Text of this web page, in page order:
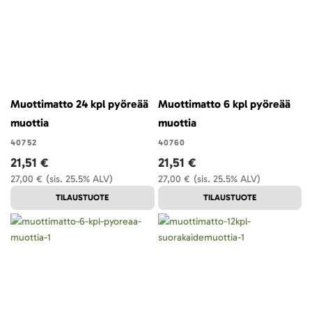
Muottimatto 24 kpl pyöreää
muottia
40752
(sis. 25.5% ALV)
27,00 €
21,51 €
TILAUSTUOTE
Muottimatto 6 kpl pyöreää
muottia
40760
(sis. 25.5% ALV)
27,00 €
21,51 €
TILAUSTUOTE